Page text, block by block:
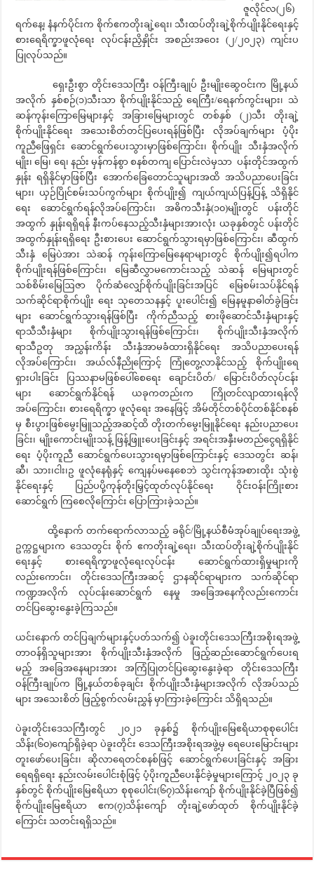
ဇူလိုင်လ(၂၆)
ရက်နေ့၊ နံနက်ပိုင်းက စိုက်ဧကတိုးချဲ့ရေး၊ သီးထပ်တိုးချဲ့စိုက်ပျိုးနိုင်ရေးနှင့်
စားရေရိက္ခာဖူလုံရေး လုပ်ငန်းညှိနှိုင်း အစည်းအဝေး (၂/၂၀၂၃) ကျင်းပ
ပြုလုပ်သည်။
ရှေးဦးစွာ တိုင်းဒေသကြီး ဝန်ကြီးချုပ် ဦးမျိုးဆွေဝင်းက မြို့နယ်
အလိုက် နှစ်စဉ်(၁)သီးသာ စိုက်ပျိုးနိုင်သည့် ရေကြီး/ရေနက်ကွင်းများ၊ သဲ
ဆန်ကုန်းကြောမြေများနှင့် အခြားမြေများတွင် တစ်နှစ် (၂)သီး တိုးချဲ့
စိုက်ပျိုးနိုင်ရေး အသေးစိတ်တင်ပြပေးရန်ဖြစ်ပြီး လိုအပ်ချက်များ ပံ့ပိုး
ကူညီဖြေရှင်း ဆောင်ရွက်ပေးသွားမှာဖြစ်ကြောင်း၊ စိုက်ပျိုး သီးနှံအလိုက်
မျိုး၊ မြေ၊ ရေ၊ နည်း မှန်ကန်စွာ စနစ်တကျ ပြောင်းလဲမှသာ ပန်းတိုင်အထွက်
နှုန်း ရရှိနိုင်မှာဖြစ်ပြီး အောက်ခြေတောင်သူများအထိ အသိပညာပေးခြင်း
များ၊ ယှဉ်ပြိုင်စမ်းသပ်ကွက်များ စိုက်ပျိုး၍ ကျယ်ကျယ်ပြန့်ပြန့် သိရှိနိုင်
ရေး ဆောင်ရွက်ရန်လိုအပ်ကြောင်း၊ အဓိကသီးနှံ(၁၀)မျိုးတွင် ပန်းတိုင်
အထွက် နှုန်းရရှိရန် နီးကပ်နေသည့်သီးနှံများအားလုံး ယခုနှစ်တွင် ပန်းတိုင်
အထွက်နှုန်းရရှိရေး ဦးစားပေး ဆောင်ရွက်သွားရမှာဖြစ်ကြောင်း၊ ဆီထွက်
သီးနှံ မြေပဲအား သဲဆန် ကုန်းကြောမြေနေရာများတွင် စိုက်ပျိုး၍ရပါက
စိုက်ပျိုးရန်ဖြစ်ကြောင်း၊ မြေဆီလွှာမကောင်းသည့် သဲဆန် မြေများတွင်
သစ်စိမ်းမြေဩဇာ ပိုက်ဆံလျှော်စိုက်ပျိုးခြင်းအပြင် မြေစမ်းသပ်နိုင်ရန်
သက်ဆိုင်ရာစိုက်ပျိုး ရေး သုတေသနနှင့် ပူးပေါင်း၍ မြေနမူနာဓါတ်ခွဲခြင်း
များ ဆောင်ရွက်သွားရန်ဖြစ်ပြီး ကိုက်ညီသည့် စားဖိုဆောင်သီးနှံများနှင့်
ရာသီသီးနှံများ စိုက်ပျိုးသွားရန်ဖြစ်ကြောင်း၊ စိုက်ပျိုးသီးနှံအလိုက်
ရာသီဥတု အညွှန်းကိန်း သီးနှံအာမခံထားရှိနိုင်ရေး အသိပညာပေးရန်
လိုအပ်ကြောင်း၊ အယ်လ်နီညိုကြောင့် ကြုံတွေ့လာနိုင်သည့် စိုက်ပျိုးရေ
ရှားပါးခြင်း ပြဿနာမဖြစ်ပေါ်စေရေး ချောင်းပိတ်/ မြောင်းပိတ်လုပ်ငန်း
များ ဆောင်ရွက်နိုင်ရန် ယခုကတည်းက ကြိုတင်လျာထားရန်လို
အပ်ကြောင်း၊ စားရေရိက္ခာ ဖူလုံရေး အနေဖြင့် အိမ်တိုင်တစ်ပိုင်တစ်နိုင်စနစ်
မှ စီးပွားဖြစ်မွေးမြူသည့်အဆင့်ထိ တိုးတက်မွေးမြူနိုင်ရေး နည်းပညာပေး
ခြင်း၊ မျိုးကောင်းမျိုးသန့် ဖြန့်ဖြူးပေးခြင်းနှင့် အရင်းအနှီးမတည်ငွေရရှိနိုင်
ရေး ပံ့ပိုးကူညီ ဆောင်ရွက်ပေးသွားရမှာဖြစ်ကြောင်းနှင့် ဒေသတွင်း ဆန်၊
ဆီ၊ သား၊ငါး၊ဥ ဖူလုံနေရုံနှင့် ကျေနပ်မနေစေဘဲ သွင်းကုန်အစားထိုး သုံးစွဲ
နိုင်ရေးနှင့် ပြည်ပပို့ကုန်တိုးမြှင့်ထုတ်လုပ်နိုင်ရေး ဝိုင်းဝန်းကြိုးစား
ဆောင်ရွက် ကြစေလိုကြောင်း ပြောကြားခဲ့သည်။
ထို့နောက် တက်ရောက်လာသည့် ခရိုင်/မြို့နယ်စီမံအုပ်ချုပ်ရေးအဖွဲ့
ဥက္ကဋ္ဌများက ဒေသတွင်း စိုက် ဧကတိုးချဲ့ရေး၊ သီးထပ်တိုးချဲ့စိုက်ပျိုးနိုင်
ရေးနှင့် စားရေရိက္ခာဖူလုံရေးလုပ်ငန်း ဆောင်ရွက်ထားရှိမှုများကို
လည်းကောင်း၊ တိုင်းဒေသကြီးအဆင့် ဌာနဆိုင်ရာများက သက်ဆိုင်ရာ
ကဏ္ဍအလိုက် လုပ်ငန်းဆောင်ရွက် နေမှု အခြေအနေကိုလည်းကောင်း
တင်ပြဆွေးနွေးခဲ့ကြသည်။
ယင်းနောက် တင်ပြချက်များနှင့်ပတ်သက်၍ ပဲခူးတိုင်းဒေသကြီးအစိုးရအဖွဲ့
တာဝန်ရှိသူများအား စိုက်ပျိုးသီးနှံအလိုက် ဖြည့်ဆည်းဆောင်ရွက်ပေးရ
မည့် အခြေအနေများအား အကြံပြုတင်ပြဆွေးနွေးခဲ့ရာ တိုင်းဒေသကြီး
ဝန်ကြီးချုပ်က မြို့နယ်တစ်ခုချင်း စိုက်ပျိုးသီးနှံများအလိုက် လိုအပ်သည်
များ အသေးစိတ် ဖြည့်စွက်လမ်းညွှန် မှာကြားခဲ့ကြောင်း သိရှိရသည်။
ပဲခူးတိုင်းဒေသကြီးတွင် ၂၀၂၁ ခုနှစ်၌ စိုက်ပျိုးမြေဧရိယာစုစုပေါင်း
သိန်း(၆၀)ကျော်ရှိခဲ့ရာ ပဲခူးတိုင်း ဒေသကြီးအစိုးရအဖွဲ့မှ ရေပေးမြောင်းများ
တူးဖော်ပေးခြင်း၊ ဆိုလာရေတင်စနစ်ဖြင့် ဆောင်ရွက်ပေးခြင်းနှင့် အခြား
ရေရရှိရေး နည်းလမ်းပေါင်းစုံဖြင့် ပံ့ပိုးကူညီပေးနိုင်ခဲ့မှုများကြောင့် ၂၀၂၃ ခု
နှစ်တွင် စိုက်ပျိုးမြေဧရိယာ စုစုပေါင်း(၆၇)သိန်းကျော် စိုက်ပျိုးနိုင်ခဲ့ပြီဖြစ်၍
စိုက်ပျိုးမြေဧရိယာ ဧက(၇)သိန်းကျော် တိုးချဲ့ဖော်ထုတ် စိုက်ပျိုးနိုင်ခဲ့
ကြောင်း သတင်းရရှိသည်။